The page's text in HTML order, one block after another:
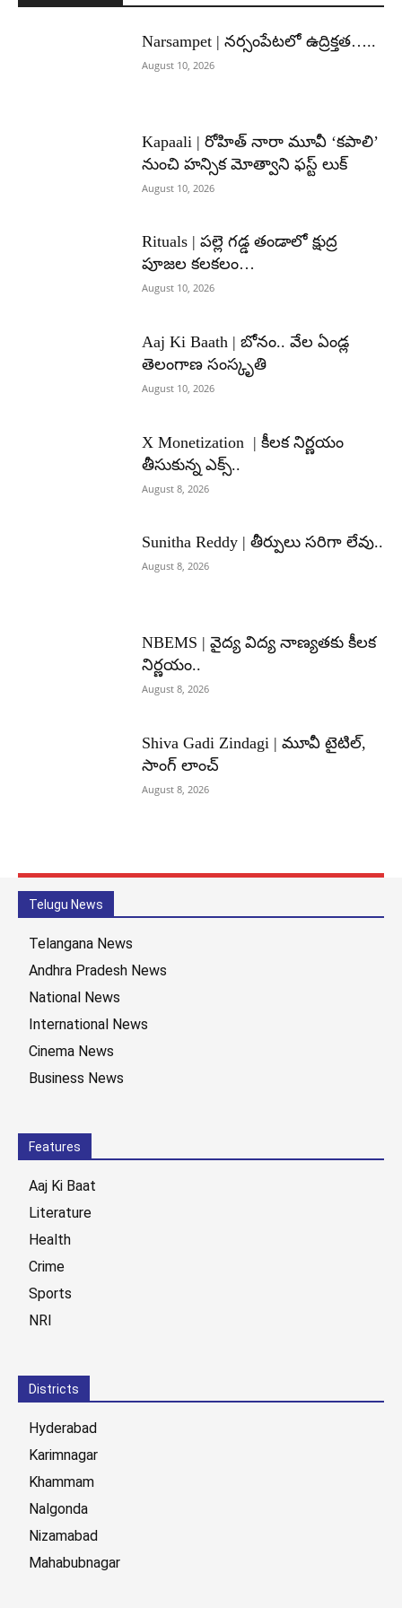
Narsampet | నర్సంపేటలో ఉద్రిక్తత…..
August 10, 2026
Kapaali | రోహిత్ నారా మూవీ ‘కపాలి’
నుంచి హన్సిక మోత్వాని ఫస్ట్ లుక్
August 10, 2026
Rituals | పల్లె గడ్డ తండాలో క్షుద్ర
పూజల కలకలం…
August 10, 2026
Aaj Ki Baath | బోనం.. వేల ఏండ్ల
తెలంగాణ సంస్కృతి
August 10, 2026
X Monetization | కీలక నిర్ణయం
తీసుకున్న ఎక్స్..
August 8, 2026
Sunitha Reddy | తీర్పులు సరిగా లేవు..
August 8, 2026
NBEMS | వైద్య విద్య నాణ్యతకు కీలక
నిర్ణయం..
August 8, 2026
Shiva Gadi Zindagi | మూవీ టైటిల్,
సాంగ్ లాంచ్
August 8, 2026
Telugu News
Telangana News
Andhra Pradesh News
National News
International News
Cinema News
Business News
Features
Aaj Ki Baat
Literature
Health
Crime
Sports
NRI
Districts
Hyderabad
Karimnagar
Khammam
Nalgonda
Nizamabad
Mahabubnagar